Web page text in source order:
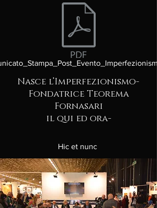
Nasce l’Imperfezionismo-
Fondatrice Teorema
Fornasari
il qui ed ora-
Hic et nunc